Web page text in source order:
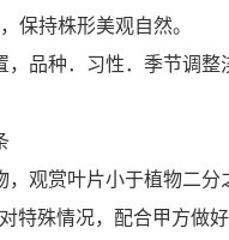
保持株形美观自然。
，品种．习性．季节调整
观赏叶片小于植物二
特殊情况，配合甲方做